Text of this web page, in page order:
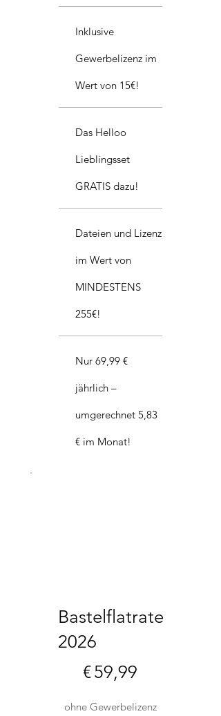
Inklusive
Gewerbelizenz im
Wert von 15€!
Das Helloo
Lieblingsset
GRATIS dazu!
Dateien und Lizenz
im Wert von
MINDESTENS
255€!
Nur 69,99 €
jährlich –
umgerechnet 5,83
€ im Monat!
Bastelflatrate
2026
€59,99
ohne Gewerbelizenz